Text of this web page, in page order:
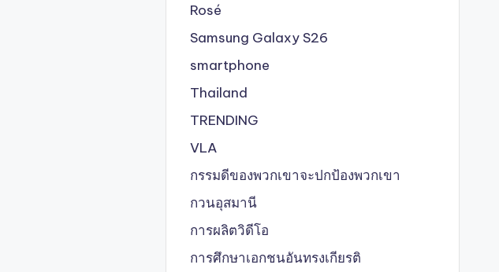
Rosé
Samsung Galaxy S26
smartphone
Thailand
TRENDING
VLA
กรรมดีของพวกเขาจะปกป้องพวกเขา
กวนอุสมานี
การผลิตวิดีโอ
การศึกษาเอกชนอันทรงเกียรติ